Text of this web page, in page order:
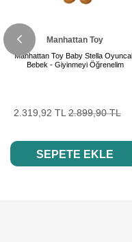
Manhattan Toy
Manhattan Toy Baby Stella
Bebek - Giyinmeyi Öğrenelim
2.319,92 TL 2.899,90 TL
SEPETE EKLE